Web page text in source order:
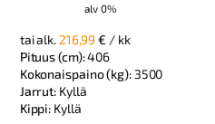
alv 0%
tai alk. 216,99€ / kk
Pituus (cm):406
Kokonaispaino (kg): 3500
Jarrut: Kyllä
Kippi: Kyllä